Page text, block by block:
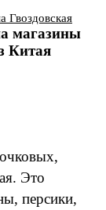
Гвоздовская
магазины
Китая
Это
персики,